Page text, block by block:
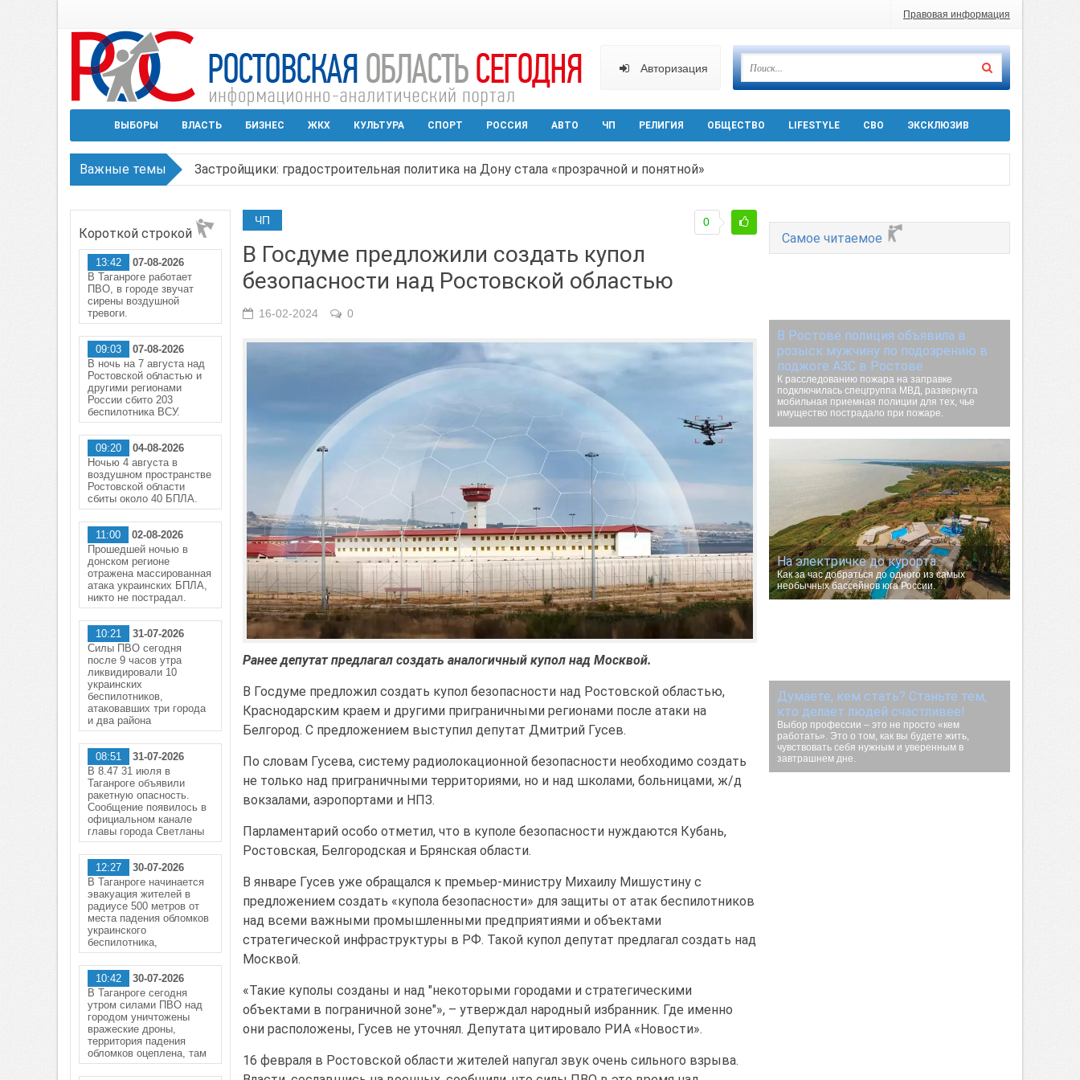
Правовая информация
Авторизация
ВЫБОРЫ ВЛАСТЬ БИЗНЕС ЖКХ КУЛЬТУРА СПОРТ РОССИЯ АВТО ЧП РЕЛИГИЯ ОБЩЕСТВО LIFESTYLE СВО ЭКСКЛЮЗИВ
Важные темы Застройщики: градостроительная политика на Дону стала «прозрачной и понятной»
В Чеховской библиотеке Таганрога открылась выставка посткроссинга
В Ростове задержан подозреваемый в ночном поджоге — сгорела АЗС и около двух десятков машин
ЧП
В Госдуме предложили создать купол
безопасности над Ростовской областью
0
16-02-2024 0
Ранее депутат предлагал создать аналогичный купол над Москвой.
В Госдуме предложил создать купол безопасности над Ростовской областью,
Краснодарским краем и другими приграничными регионами после атаки на
Белгород. С предложением выступил депутат Дмитрий Гусев.
По словам Гусева, систему радиолокационной безопасности необходимо создать
не только над приграничными территориями, но и над школами, больницами, ж/д
вокзалами, аэропортами и НПЗ.
Парламентарий особо отметил, что в куполе безопасности нуждаются Кубань,
Ростовская, Белгородская и Брянская области.
В январе Гусев уже обращался к премьер-министру Михаилу Мишустину с
предложением создать «купола безопасности» для защиты от атак беспилотников
над всеми важными промышленными предприятиями и объектами
стратегической инфраструктуры в РФ. Такой купол депутат предлагал создать над
Москвой.
«Такие куполы созданы и над "некоторыми городами и стратегическими
объектами в пограничной зоне"», – утверждал народный избранник. Где именно
они расположены, Гусев не уточнял. Депутата цитировало РИА «Новости».
16 февраля в Ростовской области жителей напугал звук очень сильного взрыва.
Самое читаемое
В Ростове полиция объявила в
розыск мужчину по подозрению в
поджоге АЗС в Ростове
К расследованию пожара на заправке
подключилась спецгруппа МВД, развернута
мобильная приемная полиции для тех, чье
имущество пострадало при пожаре.
На электричке до курорта.
Как за час добраться до одного из самых
необычных бассейнов юга России.
Думаете, кем стать? Станьте тем,
кто делает людей счастливее!
Выбор профессии – это не просто «кем
работать». Это о том, как вы будете жить,
чувствовать себя нужным и уверенным в
завтрашнем дне.
Короткой строкой
13:42
07-08-2026
В Таганроге работает
ПВО, в городе звучат
сирены воздушной
тревоги.
09:03
07-08-2026
В ночь на 7 августа над
Ростовской областью и
другими регионами
России сбито 203
беспилотника ВСУ.
09:20
04-08-2026
Ночью 4 августа в
воздушном пространстве
Ростовской области
сбиты около 40 БПЛА.
11:00
02-08-2026
Прошедшей ночью в
донском регионе
отражена массированная
атака украинских БПЛА,
никто не пострадал.
10:21
31-07-2026
Силы ПВО сегодня
после 9 часов утра
ликвидировали 10
украинских
беспилотников,
атаковавших три города
и два района
08:51
31-07-2026
В 8.47 31 июля в
Таганроге объявили
ракетную опасность.
Сообщение появилось в
официальном канале
главы города Светланы
12:27
30-07-2026
В Таганроге начинается
эвакуация жителей в
радиусе 500 метров от
места падения обломков
украинского
беспилотника,
10:42
30-07-2026
В Таганроге сегодня
утром силами ПВО над
городом уничтожены
вражеские дроны,
территория падения
обломков оцеплена, там